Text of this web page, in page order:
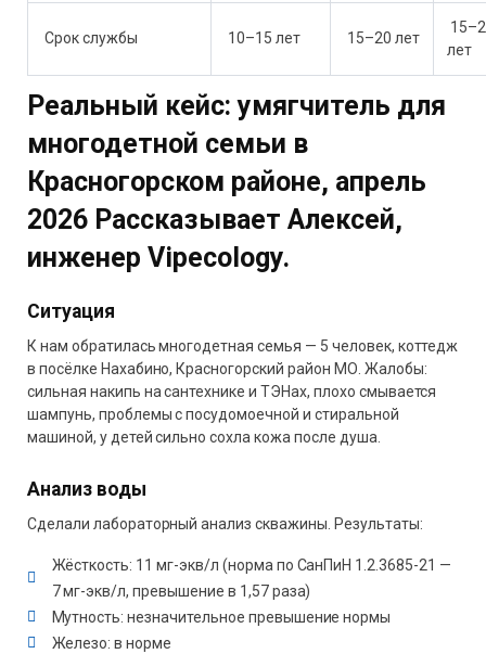
Срок службы 10–15 лет 15–20 лет
лет
Реальный кейс: умягчитель для
многодетной семьи в
Красногорском районе, апрель
2026 Рассказывает Алексей,
инженер Vipecology.
Ситуация
К нам обратилась многодетная семья — 5 человек, коттедж
в посёлке Нахабино, Красногорский район МО. Жалобы:
сильная накипь на сантехнике и ТЭНах, плохо смывается
шампунь, проблемы с посудомоечной и стиральной
машиной, у детей сильно сохла кожа после душа.
Анализ воды
Сделали лабораторный анализ скважины. Результаты:
Жёсткость: 11 мг-экв/л (норма по СанПиН 1.2.3685-21 —
7 мг-экв/л, превышение в 1,57 раза)
Мутность: незначительное превышение нормы
Железо: в норме